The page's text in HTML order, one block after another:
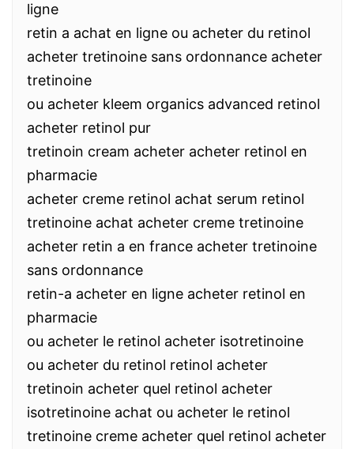
ligne
retin a achat en ligne ou acheter du retinol
acheter tretinoine sans ordonnance acheter
tretinoine
ou acheter kleem organics advanced retinol
acheter retinol pur
tretinoin cream acheter acheter retinol en
pharmacie
acheter creme retinol achat serum retinol
tretinoine achat acheter creme tretinoine
acheter retin a en france acheter tretinoine
sans ordonnance
retin-a acheter en ligne acheter retinol en
pharmacie
ou acheter le retinol acheter isotretinoine
ou acheter du retinol retinol acheter
tretinoin acheter quel retinol acheter
isotretinoine achat ou acheter le retinol
tretinoine creme acheter quel retinol acheter